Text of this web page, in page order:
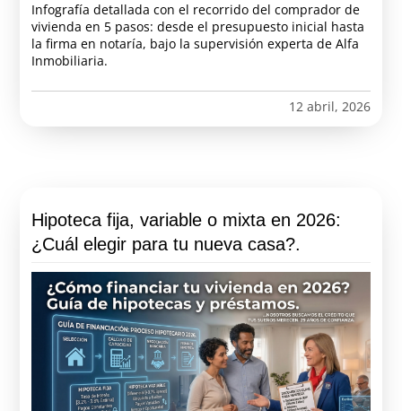
Infografía detallada con el recorrido del comprador de
vivienda en 5 pasos: desde el presupuesto inicial hasta
la firma en notaría, bajo la supervisión experta de Alfa
Inmobiliaria.
12 abril, 2026
Hipoteca fija, variable o mixta en 2026:
¿Cuál elegir para tu nueva casa?.